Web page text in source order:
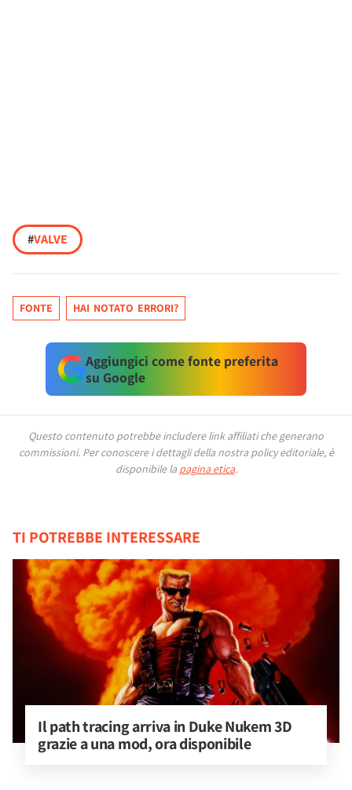
#VALVE
FONTE HAI NOTATO ERRORI?
Aggiungici come fonte preferita
su Google
Questo contenuto potrebbe includere link affiliati che generano
commissioni. Per conoscere i dettagli della nostra policy editoriale, è
disponibile la pagina etica.
TI POTREBBE INTERESSARE
Il path tracing arriva in Duke Nukem 3D
grazie a una mod, ora disponibile